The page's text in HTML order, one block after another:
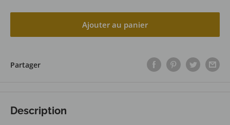
Ajouter au panier
Partager
Description